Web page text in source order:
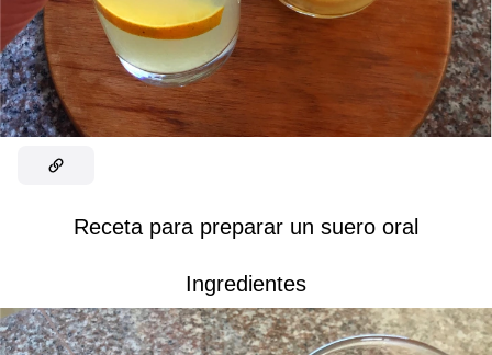
Receta para preparar un suero oral
Ingredientes